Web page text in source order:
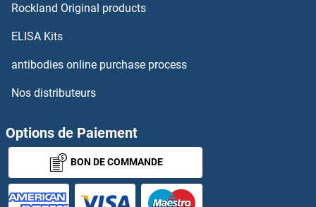
GCH1 Kits ELISA
GCHFR Kits ELISA
GCK Kits ELISA
GCKR Kits ELISA
GCLC Kits ELISA
Rockland Original products
ELISA Kits
antibodies online purchase process
Nos distributeurs
Options de Paiement
BON DE COMMANDE